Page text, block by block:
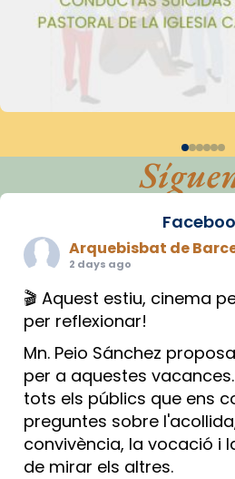
Arquebisbat de
2 days ago
🎬 Aquest estiu, cinema
per reflexionar!
Mn. Peio Sánchez
per a aquestes
tots els públics que ens
preguntes sobre
convivència, la vocació i
de mirar els altres.